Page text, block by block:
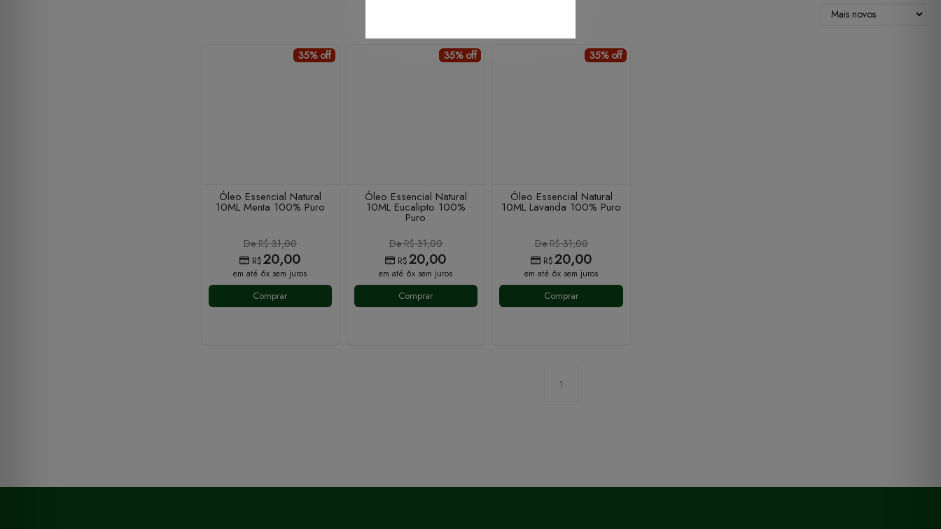
35% off
Óleo Essencial Natural
10ML Menta 100% Puro
DeR$31,00
R$20,00
em até 6x sem juros
Comprar
35% off
Óleo Essencial Natural
10ML Eucalipto 100%
Puro
DeR$31,00
R$20,00
em até 6x sem juros
Comprar
35% off
Óleo Essencial Natural
10ML Lavanda 100% Puro
DeR$31,00
R$20,00
em até 6x sem juros
Comprar
1